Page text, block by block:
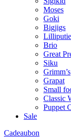
Moses
Goki
Bigjigs
Brio
Great
Siku
Grimm’s
Grapat
Small
Classic
Puppet
Sale
Cadeaubon